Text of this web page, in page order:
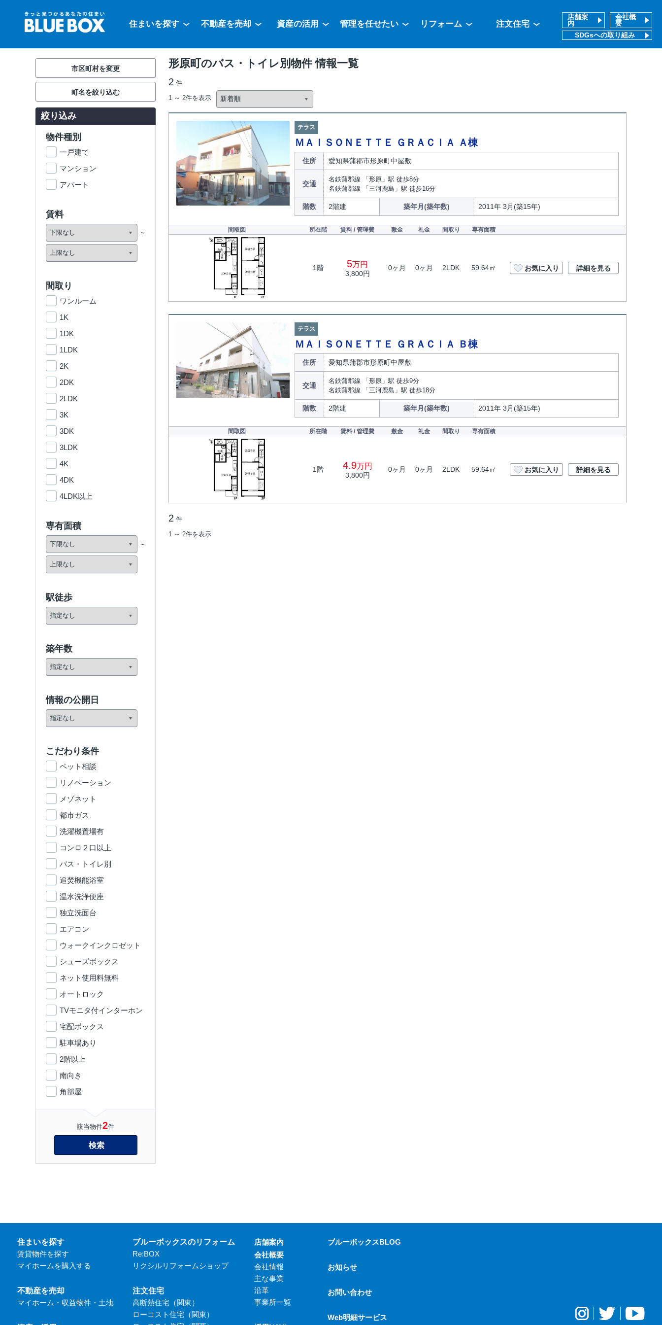
住まいを探す 不動産を売却 資産の活用 管理を任せたい リフォーム 注文住宅
店舗案
内
会社概
要
SDGsへの取り組み
形原町のバス・トイレ別物件 情報一覧
2 件
1 ～ 2件を表示
テラス
ＭＡＩＳＯＮＥＴＴＥ ＧＲＡＣＩＡ Ａ棟
住所 愛知県蒲郡市形原町中屋敷
交通
名鉄蒲郡線 「形原」駅 徒歩8分
名鉄蒲郡線 「三河鹿島」駅 徒歩16分
階数 2階建 築年月(築年数) 2011年 3月(築15年)
間取図 所在階 賃料 / 管理費 敷金 礼金 間取り 専有面積
1階 5万円
3,800円
0ヶ月 0ヶ月 2LDK 59.64㎡ お気に入り 詳細を見る
テラス
ＭＡＩＳＯＮＥＴＴＥ ＧＲＡＣＩＡ Ｂ棟
住所 愛知県蒲郡市形原町中屋敷
交通
名鉄蒲郡線 「形原」駅 徒歩9分
名鉄蒲郡線 「三河鹿島」駅 徒歩18分
階数 2階建 築年月(築年数) 2011年 3月(築15年)
間取図 所在階 賃料 / 管理費 敷金 礼金 間取り 専有面積
1階 4.9万円
3,800円
0ヶ月 0ヶ月 2LDK 59.64㎡ お気に入り 詳細を見る
2 件
1 ～ 2件を表示
市区町村を変更
町名を絞り込む
絞り込み
物件種別
一戸建て
マンション
アパート
賃料
間取り
ワンルーム
1K
1DK
1LDK
2K
2DK
2LDK
3K
3DK
3LDK
4K
4DK
4LDK以上
専有面積
駅徒歩
築年数
情報の公開日
こだわり条件
ペット相談
リノベーション
メゾネット
都市ガス
洗濯機置場有
コンロ２口以上
バス・トイレ別
追焚機能浴室
温水洗浄便座
独立洗面台
エアコン
ウォークインクロゼット
シューズボックス
ネット使用料無料
オートロック
TVモニタ付インターホン
宅配ボックス
駐車場あり
2階以上
南向き
角部屋
該当物件2件
検索
住まいを探す
賃貸物件を探す
マイホームを購入する
不動産を売却
マイホーム・収益物件・土地
ブルーボックスのリフォーム
Re:BOX
リクシルリフォームショップ
注文住宅
高断熱住宅（関東）
ローコスト住宅（関東）
店舗案内
会社概要
会社情報
主な事業
沿革
事業所一覧
ブルーボックスBLOG
お知らせ
お問い合わせ
Web明細サービス